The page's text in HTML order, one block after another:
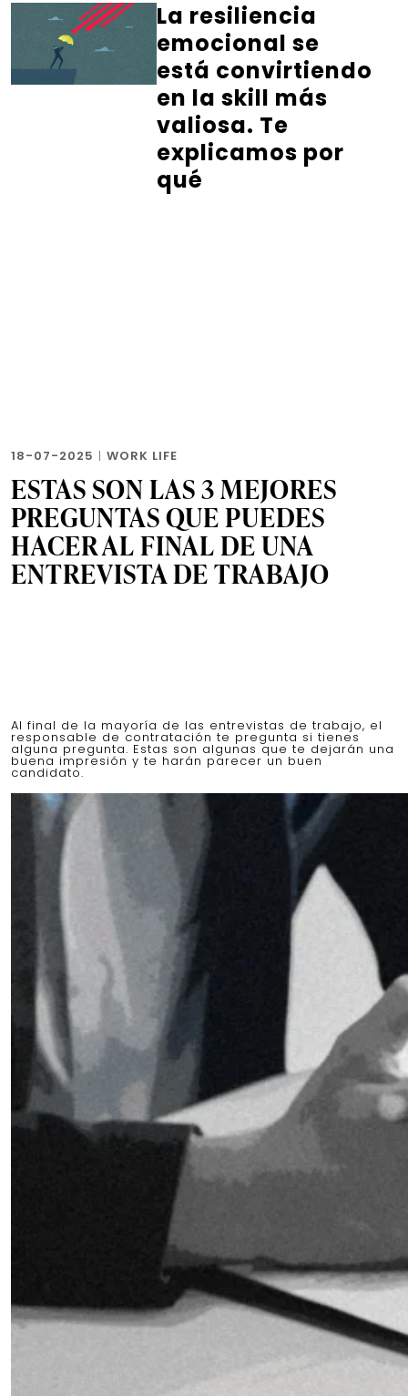
La resiliencia
emocional se
está convirtiendo
en la skill más
valiosa. Te
explicamos por
qué
18-07-2025 | WORK LIFE
ESTAS SON LAS 3 MEJORES
PREGUNTAS QUE PUEDES
HACER AL FINAL DE UNA
ENTREVISTA DE TRABAJO
Al final de la mayoría de las entrevistas de trabajo, el
responsable de contratación te pregunta si tienes
alguna pregunta. Estas son algunas que te dejarán una
buena impresión y te harán parecer un buen
candidato.